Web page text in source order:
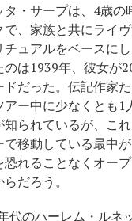
タ・サープは、4歳の
、家族と共にライ
ュアルをベースに
は1939年、彼女が
だった。伝記作家
アー中に少なくとも1
られているが、こ
で移動している最中
恐れることなくオー
だろう。
代のハーレム・ルネ